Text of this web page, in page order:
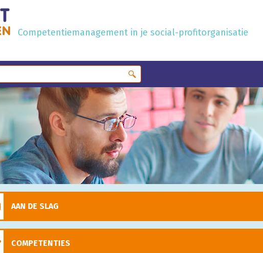
Competentiemanagement in je social-profitorganisatie
AAN DE SLAG
COMPETENTIES